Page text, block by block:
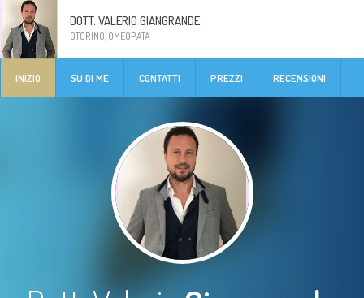
DOTT. VALERIO GIANGRANDE
OTORINO, OMEOPATA
INIZIO SU DI ME CONTATTI PREZZI RECENSIONI